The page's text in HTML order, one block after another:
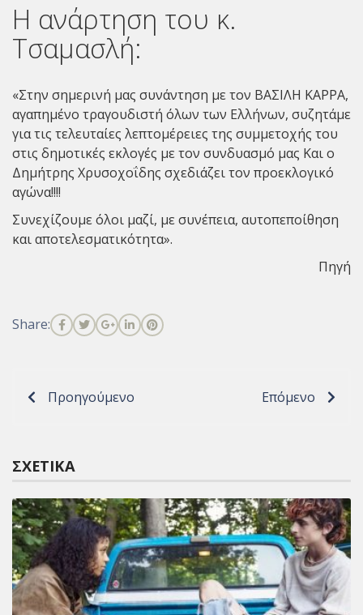
Η ανάρτηση του κ.
Τσαμασλή:
«Στην σημερινή μας συνάντηση με τον ΒΑΣΙΛΗ ΚΑΡΡΑ,
αγαπημένο τραγουδιστή όλων των Ελλήνων, συζητάμε
για τις τελευταίες λεπτομέρειες της συμμετοχής του
στις δημοτικές εκλογές με τον συνδυασμό μας Και ο
Δημήτρης Χρυσοχοΐδης σχεδιάζει τον προεκλογικό
αγώνα!!!!
Συνεχίζουμε όλοι μαζί, με συνέπεια, αυτοπεποίθηση
και αποτελεσματικότητα».
Πηγή
Share:
Προηγούμενο Επόμενο
ΣΧΕΤΙΚΆ